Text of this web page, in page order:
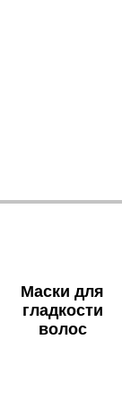
Маски для
гладкости
волос